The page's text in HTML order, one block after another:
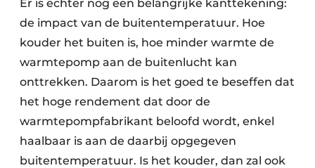
Er is echter nog een belangrijke kanttekening:
de impact van de buitentemperatuur. Hoe
kouder het buiten is, hoe minder warmte de
warmtepomp aan de buitenlucht kan
onttrekken. Daarom is het goed te beseffen dat
het hoge rendement dat door de
warmtepompfabrikant beloofd wordt, enkel
haalbaar is aan de daarbij opgegeven
buitentemperatuur. Is het kouder, dan zal ook